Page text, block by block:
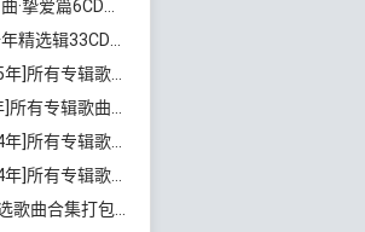
WAV分轨/4.43GB]百度云网盘下载
WAV分轨/13.6GB]百度云网盘下载
MP3/23.32GB]百度云网盘下载
MP3/5.62GB]百度云网盘下载
MP3/5.20GB]百度云网盘下载
无损FLAC/7.59GB]百度云网盘下载
MP3/5.26GB]百度云网盘下载